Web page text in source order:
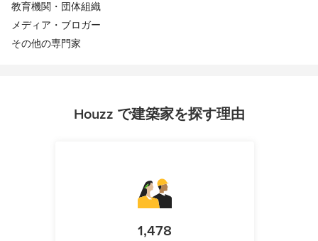
教育機関・団体組織
メディア・ブロガー
その他の専門家
Houzz で建築家を探す理由
1,478